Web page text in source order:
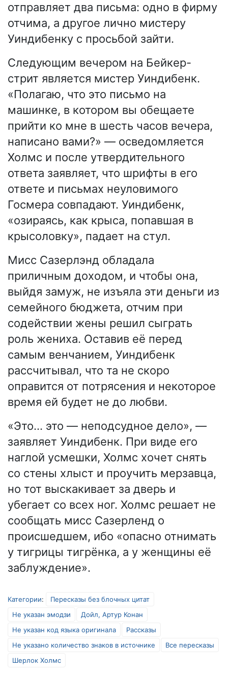
отправляет два письма: одно в фирму
отчима, а другое лично мистеру
Уиндибенку с просьбой зайти.
Следующим вечером на Бейкер-
стрит является мистер Уиндибенк.
«Полагаю, что это письмо на
машинке, в котором вы обещаете
прийти ко мне в шесть часов вечера,
написано вами?» — осведомляется
Холмс и после утвердительного
ответа заявляет, что шрифты в его
ответе и письмах неуловимого
Госмера совпадают. Уиндибенк,
«озираясь, как крыса, попавшая в
крысоловку», падает на стул.
Мисс Сазерлэнд обладала
приличным доходом, и чтобы она,
выйдя замуж, не изъяла эти деньги из
семейного бюджета, отчим при
содействии жены решил сыграть
роль жениха. Оставив её перед
самым венчанием, Уиндибенк
рассчитывал, что та не скоро
оправится от потрясения и некоторое
время ей будет не до любви.
«Это… это — неподсудное дело», —
заявляет Уиндибенк. При виде его
наглой усмешки, Холмс хочет снять
со стены хлыст и проучить мерзавца,
но тот выскакивает за дверь и
убегает со всех ног. Холмс решает не
сообщать мисс Сазерленд о
происшедшем, ибо «опасно отнимать
у тигрицы тигрёнка, а у женщины её
заблуждение».
Категории:
Пересказы без блочных цитат
Не указан эмодзи
Дойл, Артур Конан
Не указан код языка оригинала
Рассказы
Не указано количество знаков в источнике
Все пересказы
Шерлок Холмс